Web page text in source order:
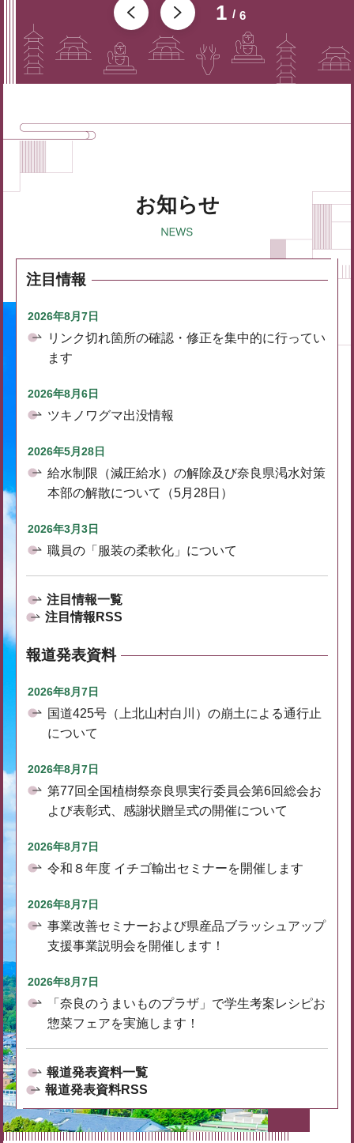
1 6
お知らせ
注目情報
2026年8月7日
リンク切れ箇所の確認・修正を集中的に行ってい
ます
2026年8月6日
ツキノワグマ出没情報
2026年5月28日
給水制限（減圧給水）の解除及び奈良県渇水対策
本部の解散について（5月28日）
2026年3月3日
職員の「服装の柔軟化」について
注目情報一覧
注目情報RSS
報道発表資料
2026年8月7日
国道425号（上北山村白川）の崩土による通行止
について
2026年8月7日
第77回全国植樹祭奈良県実行委員会第6回総会お
よび表彰式、感謝状贈呈式の開催について
2026年8月7日
令和８年度 イチゴ輸出セミナーを開催します
2026年8月7日
事業改善セミナーおよび県産品ブラッシュアップ
支援事業説明会を開催します！
2026年8月7日
「奈良のうまいものプラザ」で学生考案レシピお
惣菜フェアを実施します！
報道発表資料一覧
報道発表資料RSS